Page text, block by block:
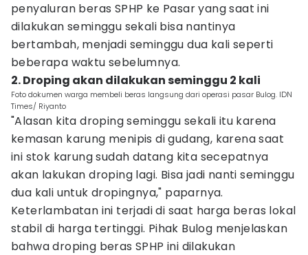
penyaluran beras SPHP ke Pasar yang saat ini
dilakukan seminggu sekali bisa nantinya
bertambah, menjadi seminggu dua kali seperti
beberapa waktu sebelumnya.
2. Droping akan dilakukan seminggu 2 kali
Foto dokumen warga membeli beras langsung dari operasi pasar Bulog. IDN
Times/ Riyanto
"Alasan kita droping seminggu sekali itu karena
kemasan karung menipis di gudang, karena saat
ini stok karung sudah datang kita secepatnya
akan lakukan droping lagi. Bisa jadi nanti seminggu
dua kali untuk dropingnya," paparnya.
Keterlambatan ini terjadi di saat harga beras lokal
stabil di harga tertinggi. Pihak Bulog menjelaskan
bahwa droping beras SPHP ini dilakukan